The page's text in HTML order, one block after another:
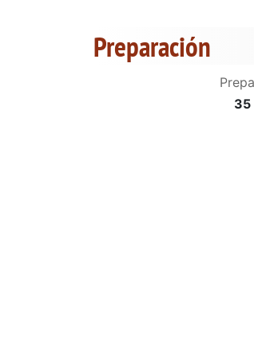
Preparación
35